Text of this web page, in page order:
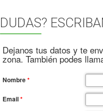
DUDAS?
Dejanos tus datos y te
zona. También podes
Nombre*
Email*